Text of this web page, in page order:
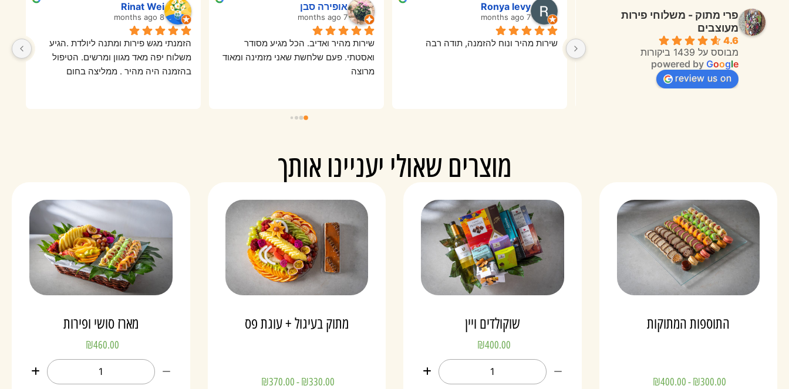
פרי מתוק - משלוחי פירות
מעוצבים
4.6
מבוסס על 1439 ביקורות
powered by Google
review us on
7 months ago
שרות מעולה תודה רבה
Ronya levy
7 months ago
שירות מהיר ונוח להזמנה, תודה רבה
אופירה סבן
7 months ago
מרוצה
Rinat Wei
8 months ago
בהזמנה היה מהיר . ממליצה בחום
מוצרים שאולי יעניינו אותך
התוספות המתוקות
₪300.00
-
₪400.00
שוקולדים ויין
₪400.00
מתוק בעיגול + עוגת פס
₪330.00
-
₪370.00
מארז סושי ופירות
₪460.00